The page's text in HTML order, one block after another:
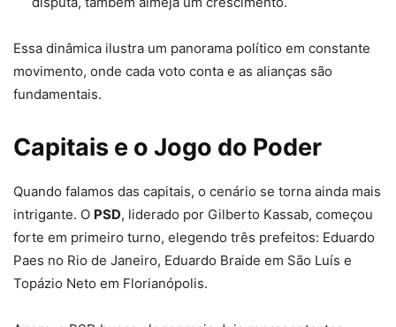
Essa dinâmica ilustra um panorama político em constante
movimento, onde cada voto conta e as alianças são
fundamentais.
Capitais e o Jogo do Poder
Quando falamos das capitais, o cenário se torna ainda mais
intrigante. O PSD, liderado por Gilberto Kassab, começou
forte em primeiro turno, elegendo três prefeitos: Eduardo
Paes no Rio de Janeiro, Eduardo Braide em São Luís e
Topázio Neto em Florianópolis.